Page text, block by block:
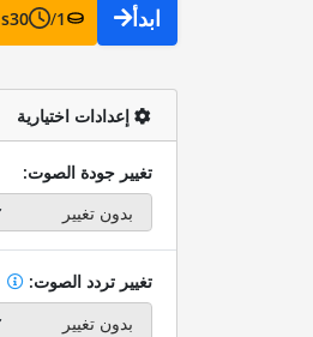
ابدأ 1
/
30
s
إعدادات اختيارية
تغيير جودة الصوت:
تغيير تردد الصوت: